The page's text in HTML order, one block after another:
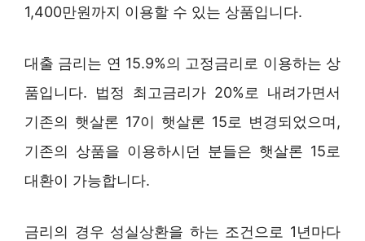
1,400만원까지 이용할 수 있는 상품입니다.
대출 금리는 연 15.9%의 고정금리로 이용하는 상
품입니다. 법정 최고금리가 20%로 내려가면서
기존의 햇살론 17이 햇살론 15로 변경되었으며,
기존의 상품을 이용하시던 분들은 햇살론 15로
대환이 가능합니다.
금리의 경우 성실상환을 하는 조건으로 1년마다